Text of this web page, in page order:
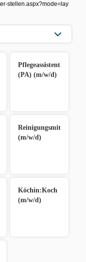
stellen.aspx?mode=lay
Pflegeassistent:in
(PA) (m/w/d)
(m/w/d)
Köchin:Koch
(m/w/d)